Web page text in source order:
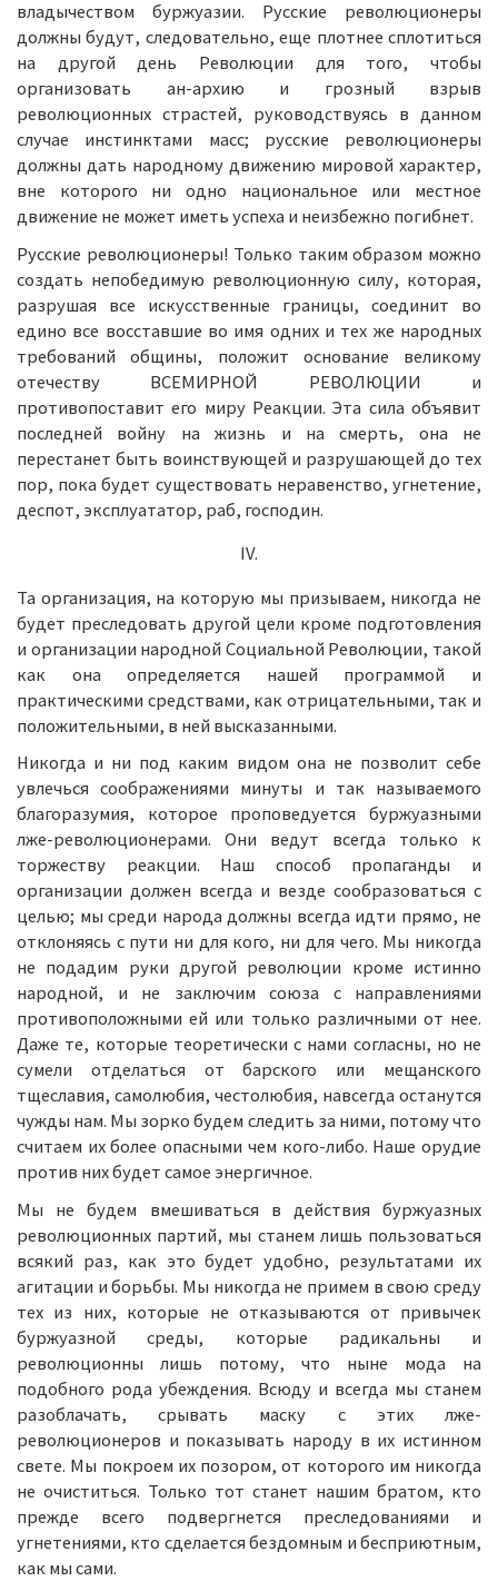
владычеством буржуазии. Русские революционеры
должны будут, следовательно, еще плотнее сплотиться
на другой день Революции для того, чтобы
организовать ан-архию и грозный взрыв
революционных страстей, руководствуясь в данном
случае инстинктами масс; русские революционеры
должны дать народному движению мировой характер,
вне которого ни одно национальное или местное
движение не может иметь успеха и неизбежно погибнет.
Русские революционеры! Только таким образом можно
создать непобедимую революционную силу, которая,
разрушая все искусственные границы, соединит во
едино все восставшие во имя одних и тех же народных
требований общины, положит основание великому
отечеству ВСЕМИРНОЙ РЕВОЛЮЦИИ и
противопоставит его миру Реакции. Эта сила объявит
последней войну на жизнь и на смерть, она не
перестанет быть воинствующей и разрушающей до тех
пор, пока будет существовать неравенство, угнетение,
деспот, эксплуататор, раб, господин.
IV.
Та организация, на которую мы призываем, никогда не
будет преследовать другой цели кроме подготовления
и организации народной Социальной Революции, такой
как она определяется нашей программой и
практическими средствами, как отрицательными, так и
положительными, в ней высказанными.
Никогда и ни под каким видом она не позволит себе
увлечься соображениями минуты и так называемого
благоразумия, которое проповедуется буржуазными
лже-революционерами. Они ведут всегда только к
торжеству реакции. Наш способ пропаганды и
организации должен всегда и везде сообразоваться с
целью; мы среди народа должны всегда идти прямо, не
отклоняясь с пути ни для кого, ни для чего. Мы никогда
не подадим руки другой революции кроме истинно
народной, и не заключим союза с направлениями
противоположными ей или только различными от нее.
Даже те, которые теоретически с нами согласны, но не
сумели отделаться от барского или мещанского
тщеславия, самолюбия, честолюбия, навсегда останутся
чужды нам. Мы зорко будем следить за ними, потому что
считаем их более опасными чем кого-либо. Наше орудие
против них будет самое энергичное.
Мы не будем вмешиваться в действия буржуазных
революционных партий, мы станем лишь пользоваться
всякий раз, как это будет удобно, результатами их
агитации и борьбы. Мы никогда не примем в свою среду
тех из них, которые не отказываются от привычек
буржуазной среды, которые радикальны и
революционны лишь потому, что ныне мода на
подобного рода убеждения. Всюду и всегда мы станем
разоблачать, срывать маску с этих лже-
революционеров и показывать народу в их истинном
свете. Мы покроем их позором, от которого им никогда
не очиститься. Только тот станет нашим братом, кто
прежде всего подвергнется преследованиями и
угнетениями, кто сделается бездомным и бесприютным,
как мы сами.